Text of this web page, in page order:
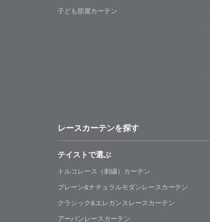
子ども部屋カーテン
レースカーテンを探す
テイストで選ぶ
トルコレース（刺繍）カーテン
プレーン&ナチュラルモダンレースカーテン
クラシック&エレガンスレースカーテン
アーバンレースカーテン